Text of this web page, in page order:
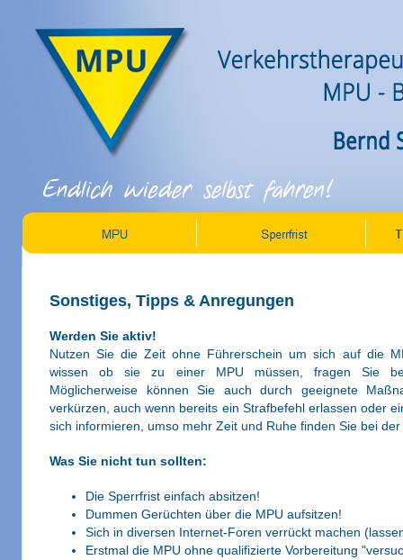
Sonstiges, Tipps & Anregungen
Werden Sie aktiv!
Nutzen Sie die Zeit ohne Führerschein um sich auf die
wissen ob sie zu einer MPU müssen, fragen Sie
Möglicherweise können Sie auch durch geeignete
verkürzen, auch wenn bereits ein Strafbefehl erlassen oder
sich informieren, umso mehr Zeit und Ruhe finden Sie bei
Was Sie nicht tun sollten:
Die Sperrfrist einfach absitzen!
Dummen Gerüchten über die MPU aufsitzen!
Sich in diversen Internet-Foren verrückt machen
Erstmal die MPU ohne qualifizierte Vorbereitung